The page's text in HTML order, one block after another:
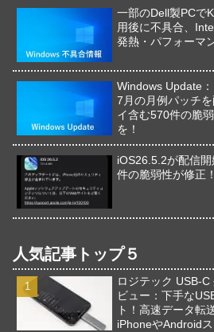
一部のDell製PCで
用後に不具合、
発熱・パフォーマ
Windows Update
7月の月例パッチ
イ含む570件の脆
を！
iOS26.5.2が配信
件の脆弱性が修正
人気記事トップ５
ロジテック USB-
ビュー：下手な
ト！高速データ転
iPhoneやAndroid